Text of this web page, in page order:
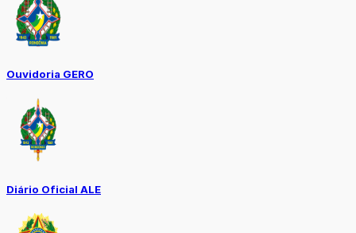
Ouvidoria GERO
Diário Oficial ALE